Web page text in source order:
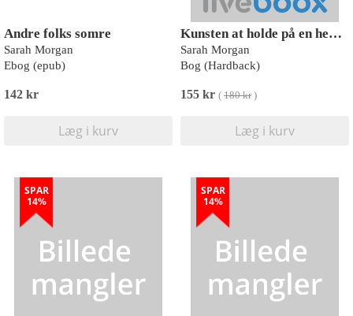
Andre folks somre
Sarah Morgan
Ebog (epub)
142 kr
Læg i kurv
Kunsten at holde på en hemmelighed
Sarah Morgan
Bog (Hardback)
155 kr ( 180 kr)
Læg i kurv
SPAR
14%
SPAR
14%